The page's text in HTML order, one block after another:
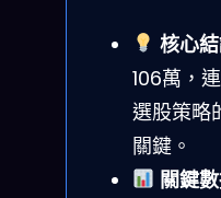
核心結
106萬，
選股策略
關鍵。
關鍵數